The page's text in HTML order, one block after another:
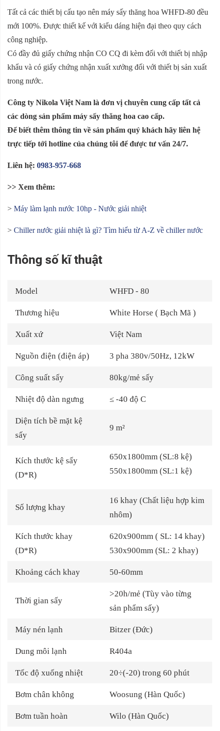
Tất cả các thiết bị cấu tạo nên máy sấy thăng hoa WHFD-80 đều
mới 100%. Được thiết kế với kiểu dáng hiện đại theo quy cách
công nghiệp.
Có đầy đủ giấy chứng nhận CO CQ đi kèm đối với thiết bị nhập
khẩu và có giấy chứng nhận xuất xưởng đối với thiết bị sản xuất
trong nước.
Công ty Nikola Việt Nam là đơn vị chuyên cung cấp tất cả
các dòng sản phẩm máy sấy thăng hoa cao cấp.
Để biết thêm thông tin về sản phẩm quý khách hãy liên hệ
trực tiếp tới hotline của chúng tôi để được tư vấn 24/7.
Liên hệ: 0983-957-668
>> Xem thêm:
> Máy làm lạnh nước 10hp - Nước giải nhiệt
> Chiller nước giải nhiệt là gì? Tìm hiểu từ A-Z về chiller nước
Thông số kĩ thuật
Model WHFD - 80
Thương hiệu White Horse ( Bạch Mã )
Xuất xứ Việt Nam
Nguồn điện (điện áp) 3 pha 380v/50Hz, 12kW
Công suất sấy 80kg/mẻ sấy
Nhiệt độ dàn ngưng ≤ -40 độ C
Diện tích bề mặt kệ
sấy
9 m²
Kích thước kệ sấy
(D*R)
650x1800mm (SL:8 kệ)
550x1800mm (SL:1 kệ)
Số lượng khay
16 khay (Chất liệu hợp kim
nhôm)
Kích thước khay
(D*R)
620x900mm ( SL: 14 khay)
530x900mm (SL: 2 khay)
Khoảng cách khay 50-60mm
Thời gian sấy
>20h/mẻ (Tùy vào từng
sản phẩm sấy)
Máy nén lạnh Bitzer (Đức)
Dung môi lạnh R404a
Tốc độ xuống nhiệt 20÷(-20) trong 60 phút
Bơm chân không Woosung (Hàn Quốc)
Bơm tuần hoàn Wilo (Hàn Quốc)